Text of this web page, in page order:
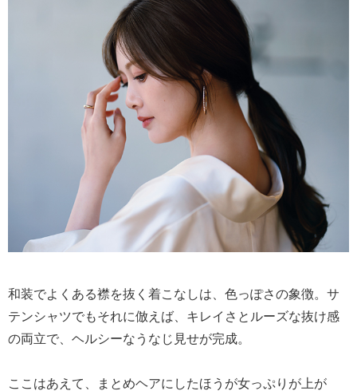
和装でよくある襟を抜く着こなしは、色っぽさの象徴。サ
テンシャツでもそれに倣えば、キレイさとルーズな抜け感
の両立で、ヘルシーなうなじ見せが完成。
ここはあえて、まとめヘアにしたほうが女っぷりが上が